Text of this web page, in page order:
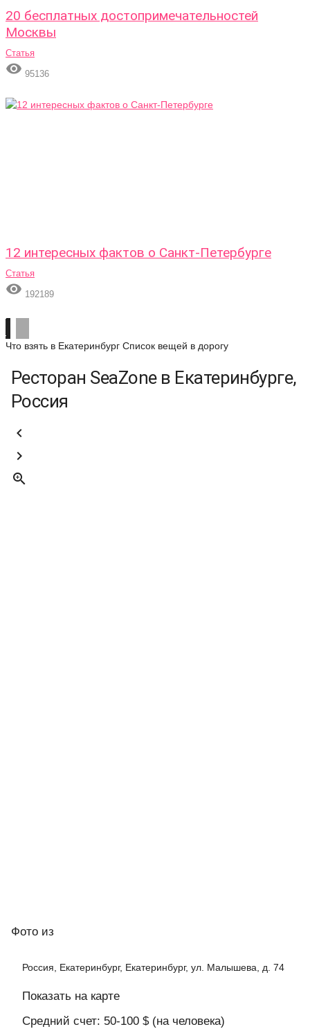
20 бесплатных достопримечательностей
Москвы
Статья
 95136
12 интересных фактов о Санкт-Петербурге
Статья
 192189
Что взять в Екатеринбург Список вещей в дорогу
Ресторан SeaZone в Екатеринбурге,
Россия



Фото из
Россия, Екатеринбург, Екатеринбург, ул. Малышева, д. 74
Показать на карте
Средний счет: 50-100 $ (на человека)